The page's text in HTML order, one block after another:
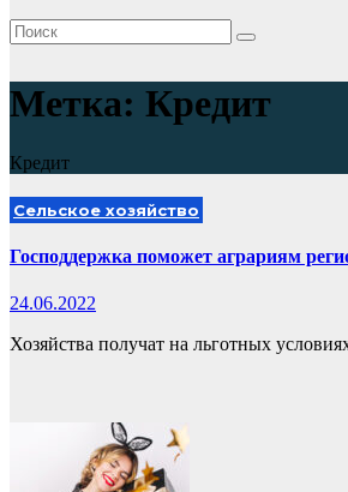
Метка: Кредит
Кредит
Сельское хозяйство
Господдержка поможет аграриям
24.06.2022
Хозяйства получат на льготных